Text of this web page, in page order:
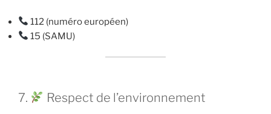
112 (numéro européen)
15 (SAMU)
7. Respect de l’environnement